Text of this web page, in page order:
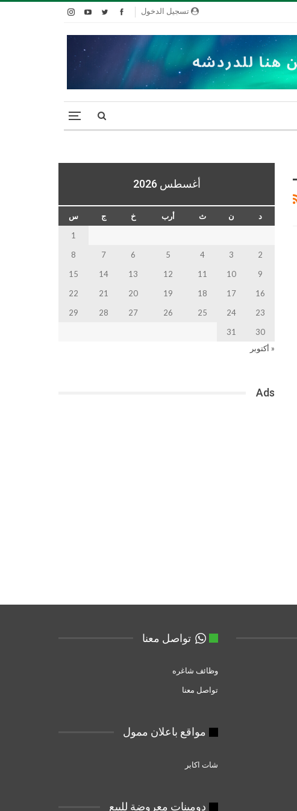
تسجيل الدخول
أغسطس 2026
د ن ث أرب خ ج
س
1
2
3
4
5
6
7
8
9
10
11
12
13
14
15
16
17
18
19
20
21
22
23
24
25
26
27
28
29
30
31
« أكتوبر
Ads
تواصل معنا
وظائف شاغره
تواصل معنا
مواقع باعلان ممول
شات اكابر
دومبنات معروضة للبيع